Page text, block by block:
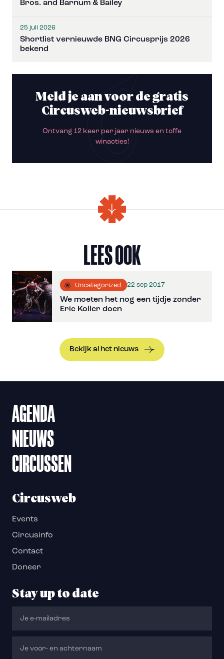
Bros. and Barnum & Bailey
25 juli 2026
Shortlist vernieuwde BNG Circusprijs 2026
bekend
Meld je aan voor de gratis
Circusweb-nieuwsbrief
Ontvang 12 keer per jaar nieuws en toffe
winacties!
LEES OOK
Uncategorized 22 sep 2017
We moeten het nog een tijdje zonder
Eric Koller doen
Bekijk al het nieuws
AGENDA
NIEUWS
CIRCUSSEN
Circusweb
Events
Circusinfo
Contact
Doneer
Stay up to date